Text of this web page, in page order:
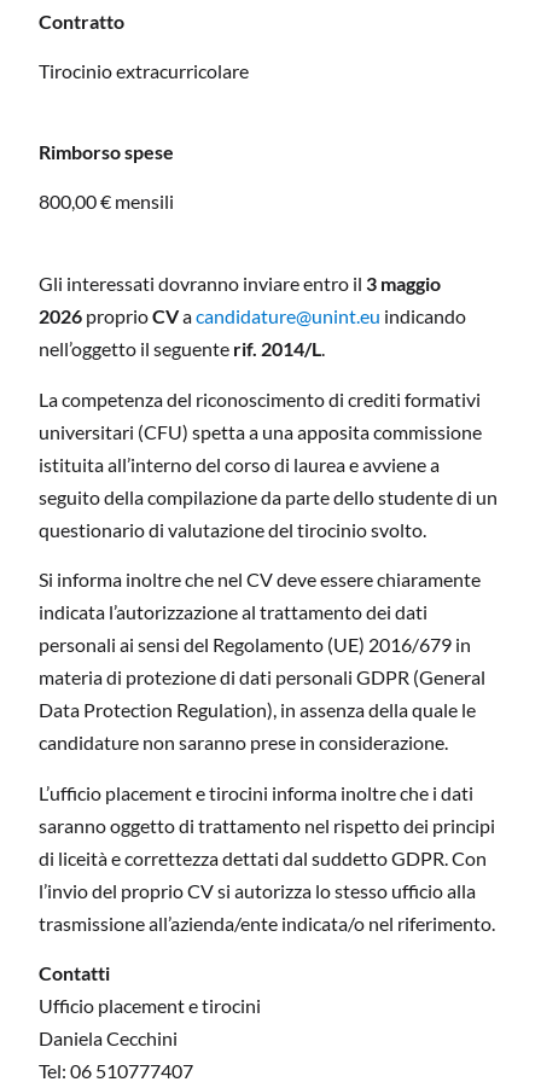
Contratto
Tirocinio extracurricolare
Rimborso spese
800,00 € mensili
Gli interessati dovranno inviare entro il 3 maggio
2026 proprioCVacandidature@unint.eu indicando
nell’oggetto il seguente rif. 2014/L.
La competenza del riconoscimento di crediti formativi
universitari (CFU) spetta a una apposita commissione
istituita all’interno del corso di laurea e avviene a
seguito della compilazione da parte dello studente di un
questionario di valutazione del tirocinio svolto.
Si informa inoltre che nel CV deve essere chiaramente
indicata l’autorizzazione al trattamento dei dati
personali ai sensi del Regolamento (UE) 2016/679 in
materia di protezione di dati personali GDPR (General
Data Protection Regulation), in assenza della quale le
candidature non saranno prese in considerazione.
L’ufficio placement e tirocini informa inoltre che i dati
saranno oggetto di trattamento nel rispetto dei principi
di liceità e correttezza dettati dal suddetto GDPR. Con
l’invio del proprio CV si autorizza lo stesso ufficio alla
trasmissione all’azienda/ente indicata/o nel riferimento.
Contatti
Ufficio placement e tirocini
Daniela Cecchini
Tel: 06 510777407